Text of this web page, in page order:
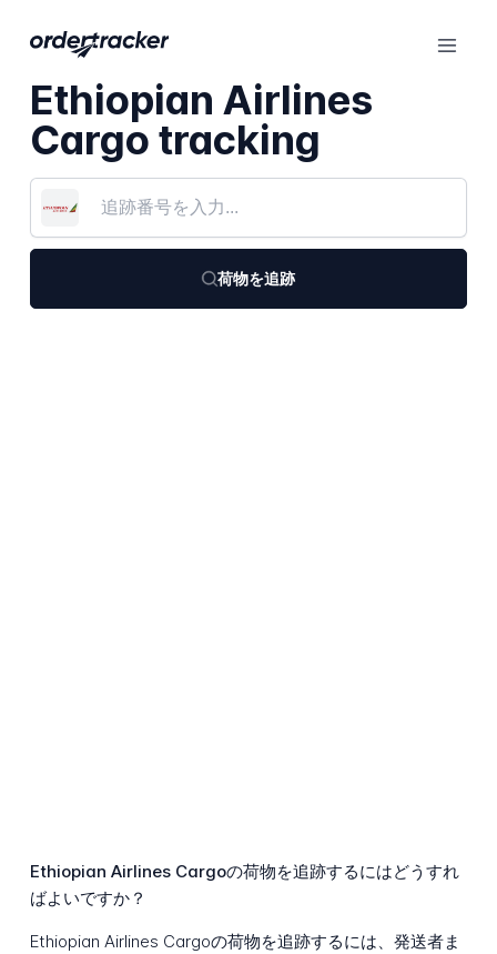
Ethiopian Airlines
Cargo tracking
荷物を追跡
Ethiopian Airlines Cargoの荷物を追跡するにはどうすれ
ばよいですか？
Ethiopian Airlines Cargoの荷物を追跡するには、発送者ま